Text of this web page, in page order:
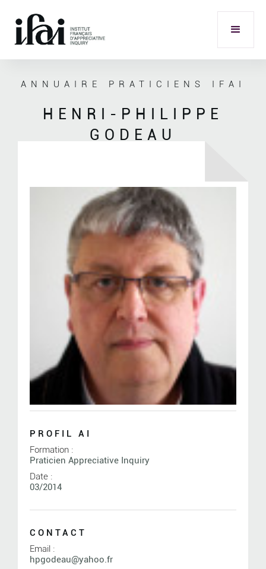
ANNUAIRE PRATICIENS IFAI
HENRI-PHILIPPE
GODEAU
PROFIL AI
Formation :
Praticien Appreciative Inquiry
Date :
03/2014
CONTACT
Email :
hpgodeau@yahoo.fr